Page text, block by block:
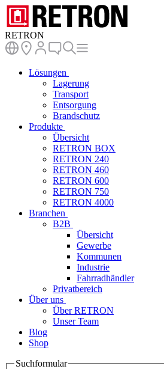
RETRON
Lösungen
Lagerung
Transport
Entsorgung
Brandschutz
Produkte
Übersicht
RETRON BOX
RETRON 240
RETRON 460
RETRON 600
RETRON 750
RETRON 4000
Branchen
B2B
Übersicht
Gewerbe
Kommunen
Industrie
Fahrradhändler
Privatbereich
Über uns
Über RETRON
Unser Team
Blog
Shop
Suchformular